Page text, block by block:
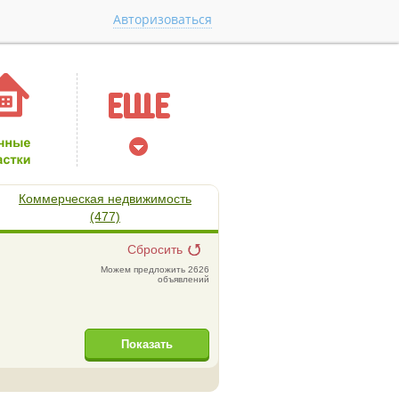
Авторизоваться
Коммерческая недвижимость
(477)
Сбросить
Можем предложить 2626
объявлений